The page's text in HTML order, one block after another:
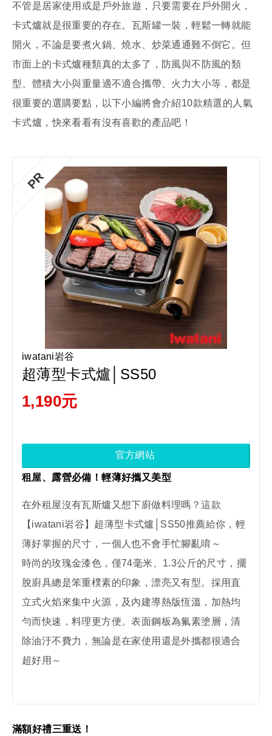
不管是居家使用或是戶外旅遊，只要需要在戶外開火，
卡式爐就是很重要的存在。瓦斯罐一裝，輕鬆一轉就能
開火，不論是要煮火鍋、燒水、炒菜通通難不倒它。但
市面上的卡式爐種類真的太多了，防風與不防風的類
型、體積大小與重量適不適合攜帶、火力大小等，都是
很重要的選購要點，以下小編將會介紹10款精選的人氣
卡式爐，快來看看有沒有喜歡的產品吧！
PR
iwatani岩谷
超薄型卡式爐│SS50
1,190元
官方網站
租屋、露營必備！輕薄好攜又美型
在外租屋沒有瓦斯爐又想下廚做料理嗎？這款
【iwatani岩谷】超薄型卡式爐│SS50推薦給你，輕
薄好掌握的尺寸，一個人也不會手忙腳亂唷～
時尚的玫瑰金漆色，僅74毫米、1.3公斤的尺寸，擺
脫廚具總是笨重樸素的印象，漂亮又有型。採用直
立式火焰來集中火源，及內建導熱版恆溫，加熱均
勻而快速，料理更方便。表面鋼板為氟素塗層，清
除油汙不費力，無論是在家使用還是外攜都很適合
超好用～
滿額好禮三重送！